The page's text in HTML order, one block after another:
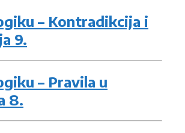
– Kontradikcija i
9.
– Pravila u
8.